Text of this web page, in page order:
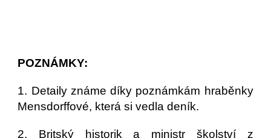
POZNÁMKY:
1. Detaily známe díky poznámkám hraběnky
Mensdorffové, která si vedla deník.
2. Britský historik a ministr školství z